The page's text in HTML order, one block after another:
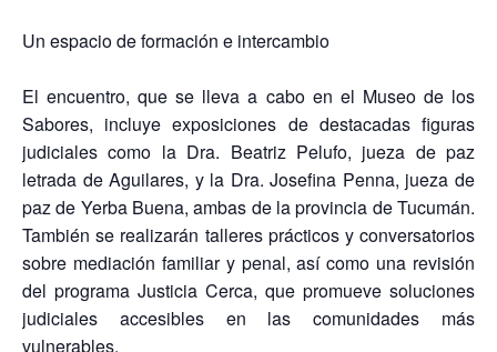
Un espacio de formación e intercambio
El encuentro, que se lleva a cabo en el Museo de los
Sabores, incluye exposiciones de destacadas figuras
judiciales como la Dra. Beatriz Pelufo, jueza de paz
letrada de Aguilares, y la Dra. Josefina Penna, jueza de
paz de Yerba Buena, ambas de la provincia de Tucumán.
También se realizarán talleres prácticos y conversatorios
sobre mediación familiar y penal, así como una revisión
del programa Justicia Cerca, que promueve soluciones
judiciales accesibles en las comunidades más
vulnerables.